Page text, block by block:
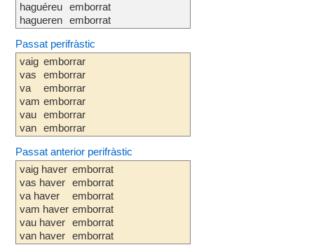
haguéreu
hagueren
emborrat
emborrat
Passat perifràstic
vaig
vas
va
vam
vau
van
emborrar
emborrar
emborrar
emborrar
emborrar
emborrar
Passat anterior perifràstic
vaig haver
vas haver
va haver
vam haver
vau haver
van haver
emborrat
emborrat
emborrat
emborrat
emborrat
emborrat